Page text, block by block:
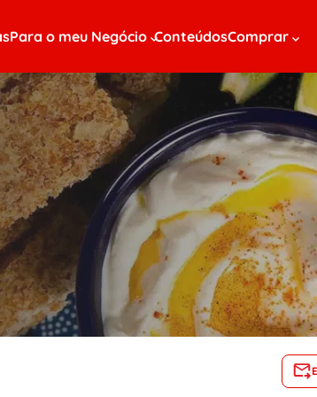
Para o meu Negócio ConteúdosComprar